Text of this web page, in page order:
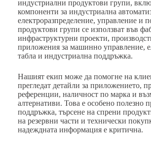
индустриални продуктови групи,
компоненти за индустриална
електроразпределение, управление и
продуктови групи се използват във
инфраструктурни проекти,
приложения за машинно управление,
табла и индустриална поддръжка.
Нашият екип може да помогне на
прегледат детайли за приложението,
референции, наличност по марка и
алтернативи. Това е особено полезно
поддръжка, търсене на спрени
на резервни части и технически
надеждната информация е критична.